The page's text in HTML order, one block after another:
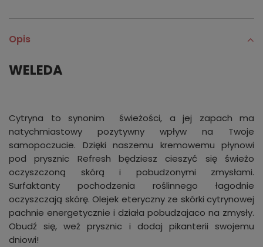
Opis
WELEDA
Cytryna to synonim świeżości, a jej zapach ma
natychmiastowy pozytywny wpływ na Twoje
samopoczucie. Dzięki naszemu kremowemu płynowi
pod prysznic Refresh będziesz cieszyć się świeżo
oczyszczoną skórą i pobudzonymi zmysłami.
Surfaktanty pochodzenia roślinnego łagodnie
oczyszczają skórę. Olejek eteryczny ze skórki cytrynowej
pachnie energetycznie i działa pobudzajaco na zmysły.
Obudź się, weź prysznic i dodaj pikanterii swojemu
dniowi!